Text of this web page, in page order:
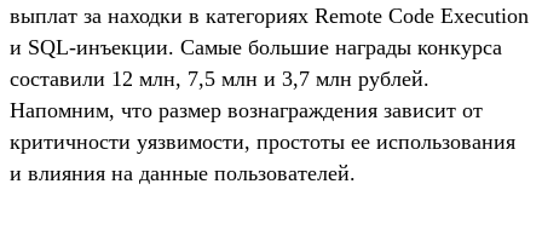
выплат за находки в категориях Remote Code Execution
и SQL-инъекции. Самые большие награды конкурса
составили 12 млн, 7,5 млн и 3,7 млн рублей.
Напомним, что размер вознаграждения зависит от
критичности уязвимости, простоты ее использования
и влияния на данные пользователей.